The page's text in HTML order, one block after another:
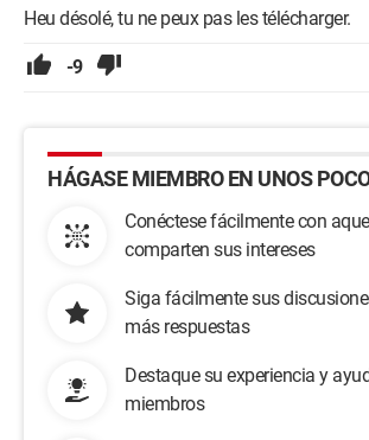
Heu désolé, tu ne peux pas les télécharger.
-9
HÁGASE MIEMBRO EN UNOS
Conéctese fácilmente con
comparten sus intereses
Siga fácilmente sus
más respuestas
Destaque su experiencia y
miembros